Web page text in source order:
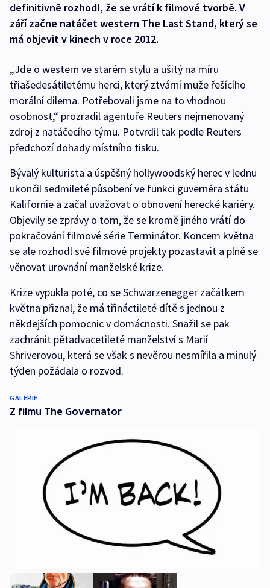
definitivně rozhodl, že se vrátí k filmové tvorbě. V
září začne natáčet western The Last Stand, který se
má objevit v kinech v roce 2012.
„Jde o western ve starém stylu a ušitý na míru
třiašedesátiletému herci, který ztvární muže řešícího
morální dilema. Potřebovali jsme na to vhodnou
osobnost,“ prozradil agentuře Reuters nejmenovaný
zdroj z natáčecího týmu. Potvrdil tak podle Reuters
předchozí dohady místního tisku.
Bývalý kulturista a úspěšný hollywoodský herec v lednu
ukončil sedmileté působení ve funkci guvernéra státu
Kalifornie a začal uvažovat o obnovení herecké kariéry.
Objevily se zprávy o tom, že se kromě jiného vrátí do
pokračování filmové série Terminátor. Koncem května
se ale rozhodl své filmové projekty pozastavit a plně se
věnovat urovnání manželské krize.
Krize vypukla poté, co se Schwarzenegger začátkem
května přiznal, že má třináctileté dítě s jednou z
někdejších pomocnic v domácnosti. Snažil se pak
zachránit pětadvacetileté manželství s Marií
Shriverovou, která se však s nevěrou nesmířila a minulý
týden požádala o rozvod.
GALERIE
Z filmu The Governator